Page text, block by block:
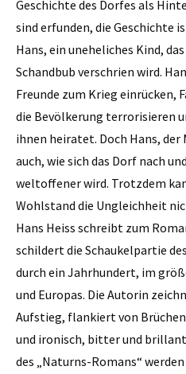
Geschichte des Dorfes als
sind erfunden, die Geschichte
Hans, ein uneheliches Kind,
Schandbub verschrien wird.
Freunde zum Krieg einrücken,
die Bevölkerung terrorisieren
ihnen heiratet. Doch Hans,
auch, wie sich das Dorf nach
weltoffener wird. Trotzdem
Wohlstand die Ungleichheit
Hans Heiss schreibt zum
schildert die Schaukelpartie
durch ein Jahrhundert, im
und Europas. Die Autorin
Aufstieg, flankiert von
und ironisch, bitter und
des „Naturns-Romans“